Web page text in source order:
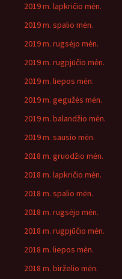
2019 m. lapkričio mėn.
2019 m. spalio mėn.
2019 m. rugsėjo mėn.
2019 m. rugpjūčio mėn.
2019 m. liepos mėn.
2019 m. gegužės mėn.
2019 m. balandžio mėn.
2019 m. sausio mėn.
2018 m. gruodžio mėn.
2018 m. lapkričio mėn.
2018 m. spalio mėn.
2018 m. rugsėjo mėn.
2018 m. rugpjūčio mėn.
2018 m. liepos mėn.
2018 m. birželio mėn.